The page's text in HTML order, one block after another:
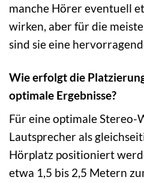
manche Hörer eventuell
wirken, aber für die
sind sie eine
Wie erfolgt die
optimale Ergebnisse?
Für eine optimale Stereo-
Lautsprecher als
Hörplatz positioniert
etwa 1,5 bis 2,5 Metern